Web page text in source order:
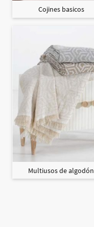
Cojines basicos
Multiusos de algodón